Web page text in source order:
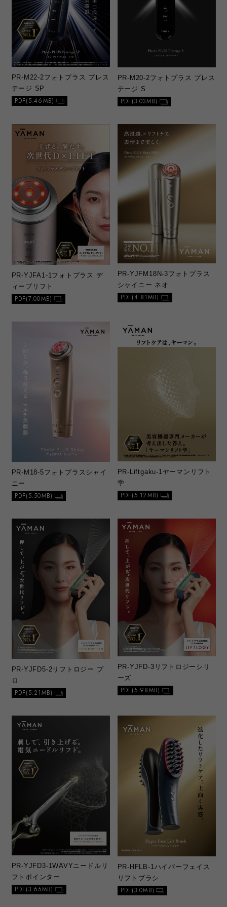
PR-M22-2フォトプラス プレス
テージ SP
PDF(5.46MB)
PR-M20-2フォトプラス プレス
テージ S
PDF(3.03MB)
PR-YJFA1-1 フォトプラス デ
ィープリフト
PDF(7.00MB)
PR-YJFM18N-3フォトプラス
シャイニー ネオ
PDF(4.81MB)
PR-M18‐5フォトプラスシャイ
ニー
PDF(5.50MB)
PR-Liftgaku-1 ヤーマンリフト
学
PDF(5.12MB)
PR-YJFD5-2 リフトロジー プ
ロ
PDF(5.21MB)
PR-YJFD-3 リフトロジーシリ
ーズ
PDF(5.98MB)
PR-YJFD3-1WAVYニードルリ
フトポインター
PDF(3.65MB)
PR-HFLB-1ハイパーフェイス
リフトブラシ
PDF(3.0MB)